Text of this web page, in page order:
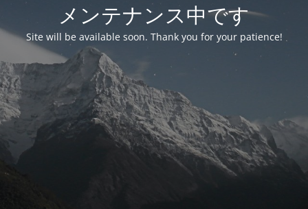
メンテナンス中です
Site will be available soon. Thank you for your patience!